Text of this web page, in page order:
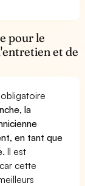
pour le
et de
la
en tant que
Il est
cette